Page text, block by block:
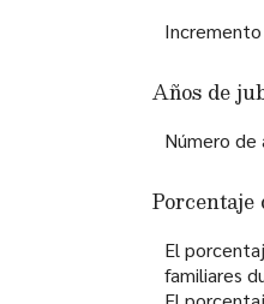
Incremento
Años de
Número de
El
familiares